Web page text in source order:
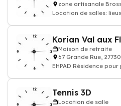
zone artisanale
Location de salles:
Korian Val aux
Maison de retraite
67 Grande Rue,
EHPAD Résidence
Tennis 3D
Location de salle